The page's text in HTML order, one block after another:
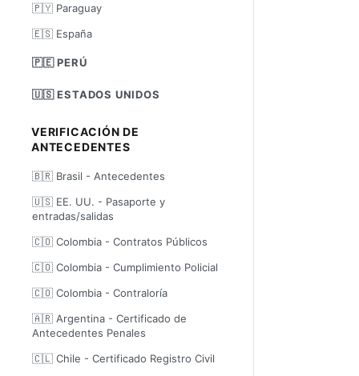
🇵🇾 Paraguay
🇪🇸 España
🇵🇪 PERÚ
🇺🇸 ESTADOS UNIDOS
VERIFICACIÓN DE
ANTECEDENTES
🇧🇷 Brasil - Antecedentes
🇺🇸 EE. UU. - Pasaporte y
entradas/salidas
🇨🇴 Colombia - Contratos Públicos
🇨🇴 Colombia - Cumplimiento Policial
🇨🇴 Colombia - Contraloría
🇦🇷 Argentina - Certificado de
Antecedentes Penales
🇨🇱 Chile - Certificado Registro Civil